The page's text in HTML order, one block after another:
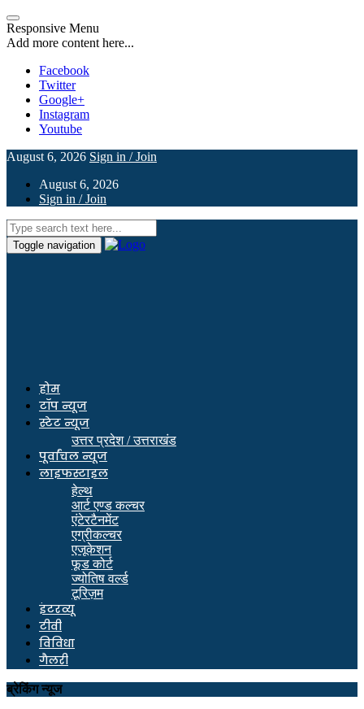
Responsive Menu
Add more content here...
Facebook
Twitter
Google+
Instagram
Youtube
August 6, 2026 Sign in / Join
August 6, 2026
Sign in / Join
Toggle navigation
होम
टॉप न्यूज
स्टेट न्यूज
उत्तर प्रदेश / उत्तराखंड
पूर्वांचल न्यूज
लाइफस्टाइल
हेल्थ
आर्ट एण्ड कल्चर
एंटेरटैनमेंट
एग्रीकल्चर
एजूकेशन
फूड कोर्ट
ज्योतिष वर्ल्ड
टूरिज़म
इंटरव्यू
टीवी
विविधा
गैलरी
ब्रेकिंग न्यूज